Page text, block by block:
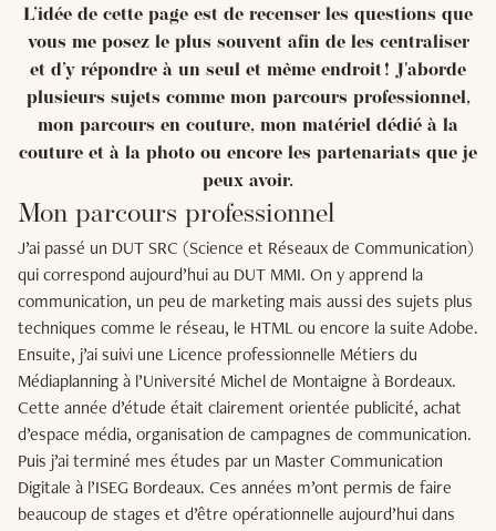
L’idée de cette page est de recenser les questions que
vous me posez le plus souvent afin de les centraliser
et d’y répondre à un seul et même endroit ! J'aborde
plusieurs sujets comme mon parcours professionnel,
mon parcours en couture, mon matériel dédié à la
couture et à la photo ou encore les partenariats que je
peux avoir.
Mon parcours professionnel
J’ai passé un DUT SRC (Science et Réseaux de Communication)
qui correspond aujourd’hui au DUT MMI. On y apprend la
communication, un peu de marketing mais aussi des sujets plus
techniques comme le réseau, le HTML ou encore la suite Adobe.
Ensuite, j’ai suivi une Licence professionnelle Métiers du
Médiaplanning à l’Université Michel de Montaigne à Bordeaux.
Cette année d’étude était clairement orientée publicité, achat
d’espace média, organisation de campagnes de communication.
Puis j’ai terminé mes études par un Master Communication
Digitale à l’ISEG Bordeaux. Ces années m’ont permis de faire
beaucoup de stages et d’être opérationnelle aujourd’hui dans